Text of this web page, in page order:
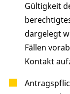
Gültigkeit
dargelegt
Fällen
Kontakt